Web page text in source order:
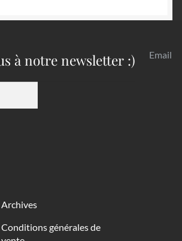
à notre newsletter :) Email
Archives
Conditions générales de